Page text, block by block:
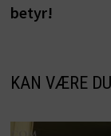
betyr!
KAN VÆRE